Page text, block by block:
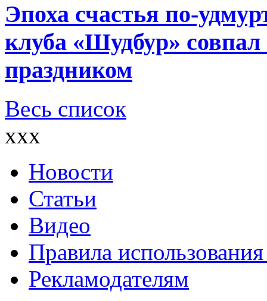
Эпоха счастья по-
клуба «Шудбур»
праздником
Весь список
xxx
Новости
Статьи
Видео
Правила
Рекламодателям